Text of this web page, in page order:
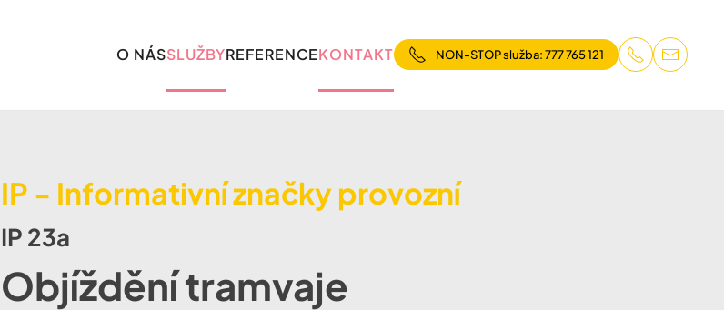
O NÁSSLUŽBYREFERENCEKONTAKT NON-STOP služba: 777 765 121
IP - Informativní značky provozní
IP 23a
Objíždění tramvaje